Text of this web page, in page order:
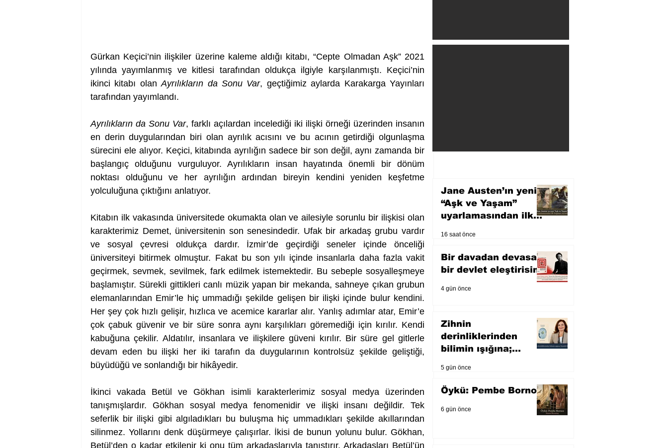
Gürkan Keçici’nin ilişkiler üzerine kaleme aldığı kitabı, “Cepte Olmadan Aşk” 2021
yılında yayımlanmış ve kitlesi tarafından oldukça ilgiyle karşılanmıştı. Keçici’nin
ikinci kitabı olan Ayrılıkların da Sonu Var, geçtiğimiz aylarda Karakarga Yayınları
tarafından yayımlandı.
Ayrılıkların da Sonu Var, farklı açılardan incelediği iki ilişki örneği üzerinden insanın
en derin duygularından biri olan ayrılık acısını ve bu acının getirdiği olgunlaşma
sürecini ele alıyor. Keçici, kitabında ayrılığın sadece bir son değil, aynı zamanda bir
başlangıç olduğunu vurguluyor. Ayrılıkların insan hayatında önemli bir dönüm
noktası olduğunu ve her ayrılığın ardından bireyin kendini yeniden keşfetme
yolculuğuna çıktığını anlatıyor.
Kitabın ilk vakasında üniversitede okumakta olan ve ailesiyle sorunlu bir ilişkisi olan
karakterimiz Demet, üniversitenin son senesindedir. Ufak bir arkadaş grubu vardır
ve sosyal çevresi oldukça dardır. İzmir’de geçirdiği seneler içinde önceliği
üniversiteyi bitirmek olmuştur. Fakat bu son yılı içinde insanlarla daha fazla vakit
geçirmek, sevmek, sevilmek, fark edilmek istemektedir. Bu sebeple sosyalleşmeye
başlamıştır. Sürekli gittikleri canlı müzik yapan bir mekanda, sahneye çıkan grubun
elemanlarından Emir’le hiç ummadığı şekilde gelişen bir ilişki içinde bulur kendini.
Her şey çok hızlı gelişir, hızlıca ve acemice kararlar alır. Yanlış adımlar atar, Emir’e
çok çabuk güvenir ve bir süre sonra aynı karşılıkları göremediği için kırılır. Kendi
kabuğuna çekilir. Aldatılır, insanlara ve ilişkilere güveni kırılır. Bir süre gel gitlerle
devam eden bu ilişki her iki tarafın da duygularının kontrolsüz şekilde geliştiği,
büyüdüğü ve sonlandığı bir hikâyedir.
İkinci vakada Betül ve Gökhan isimli karakterlerimiz sosyal medya üzerinden
tanışmışlardır. Gökhan sosyal medya fenomenidir ve ilişki insanı değildir. Tek
seferlik bir ilişki gibi algıladıkları bu buluşma hiç ummadıkları şekilde akıllarından
silinmez. Yollarını denk düşürmeye çalışırlar. İkisi de bunun yolunu bulur. Gökhan,
Betül’den o kadar etkilenir ki onu tüm arkadaşlarıyla tanıştırır. Arkadaşları Betül’ün
Jane Austen’ın yeni
“Aşk ve Yaşam”
uyarlamasından ilk
16 saat önce
Bir davadan devasa
bir devlet eleştirisine
4 gün önce
Zihnin
derinliklerinden
bilimin ışığına;
5 gün önce
Öykü: Pembe Bornoz
6 gün önce